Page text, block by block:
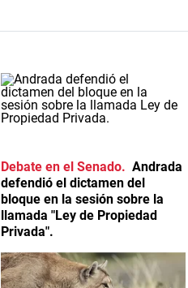
Debate en el Senado
Andrada
defendió el dictamen del
bloque en la sesión sobre la
llamada "Ley de Propiedad
Privada".